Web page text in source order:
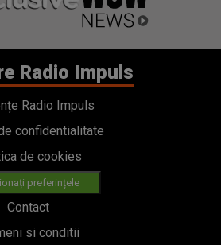
Radio Impuls
Radio Impuls
confidentialitate
de cookies
preferințele
Contact
si conditii